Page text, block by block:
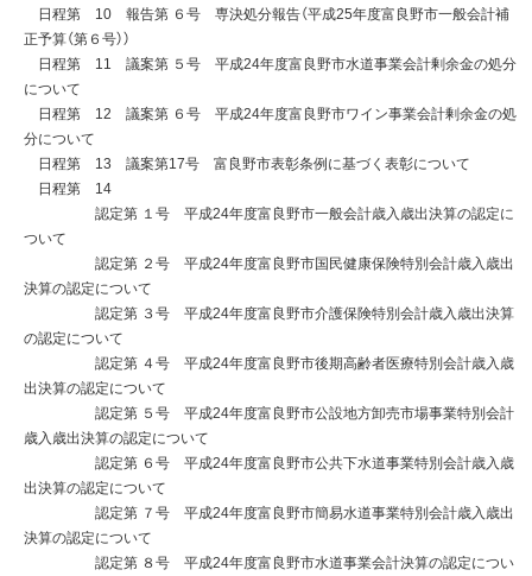
日程第 10 報告第 ６号 専決処分報告（平成25年度富良野市一般会計補
正予算（第６号））
日程第 11 議案第 ５号 平成24年度富良野市水道事業会計剰余金の処分
について
日程第 12 議案第 ６号 平成24年度富良野市ワイン事業会計剰余金の処
分について
日程第 13 議案第17号 富良野市表彰条例に基づく表彰について
日程第 14
認定第 １号 平成24年度富良野市一般会計歳入歳出決算の認定に
ついて
認定第 ２号 平成24年度富良野市国民健康保険特別会計歳入歳出
決算の認定について
認定第 ３号 平成24年度富良野市介護保険特別会計歳入歳出決算
の認定について
認定第 ４号 平成24年度富良野市後期高齢者医療特別会計歳入歳
出決算の認定について
認定第 ５号 平成24年度富良野市公設地方卸売市場事業特別会計
歳入歳出決算の認定について
認定第 ６号 平成24年度富良野市公共下水道事業特別会計歳入歳
出決算の認定について
認定第 ７号 平成24年度富良野市簡易水道事業特別会計歳入歳出
決算の認定について
認定第 ８号 平成24年度富良野市水道事業会計決算の認定につい